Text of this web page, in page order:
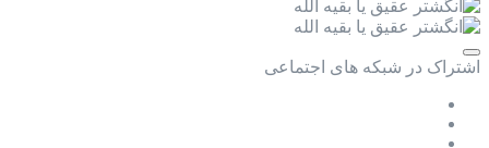
اشتراک در شبکه های اجتماعی